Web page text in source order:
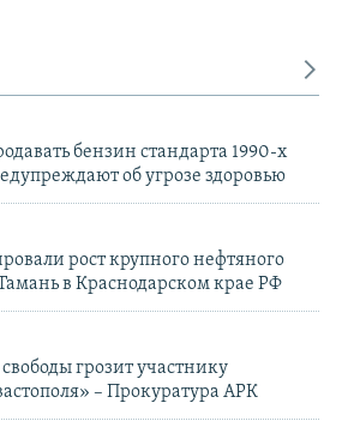
бензин стандарта 1990-х
об угрозе здоровью
рост крупного нефтяного
в Краснодарском крае РФ
грозит участнику
– Прокуратура АРК